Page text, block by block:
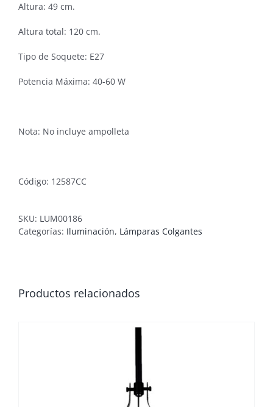
Altura: 49 cm.
Altura total: 120 cm.
Tipo de Soquete: E27
Potencia Máxima: 40-60 W
Nota: No incluye ampolleta
Código: 12587CC
SKU: LUM00186
Categorías: Iluminación, Lámparas Colgantes
Productos relacionados